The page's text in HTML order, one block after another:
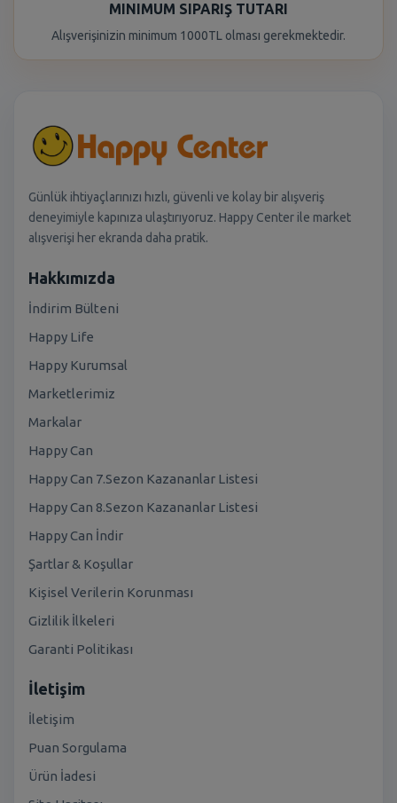
MINIMUM SIPARIŞ TUTARI
Alışverişinizin minimum 1000TL olması gerekmektedir.
Günlük ihtiyaçlarınızı hızlı, güvenli ve kolay bir alışveriş
deneyimiyle kapınıza ulaştırıyoruz. Happy Center ile market
alışverişi her ekranda daha pratik.
Hakkımızda
İndirim Bülteni
Happy Life
Happy Kurumsal
Marketlerimiz
Markalar
Happy Can
Happy Can 7.Sezon Kazananlar Listesi
Happy Can 8.Sezon Kazananlar Listesi
Happy Can İndir
Şartlar & Koşullar
Kişisel Verilerin Korunması
Gizlilik İlkeleri
Garanti Politikası
İletişim
İletişim
Puan Sorgulama
Ürün İadesi